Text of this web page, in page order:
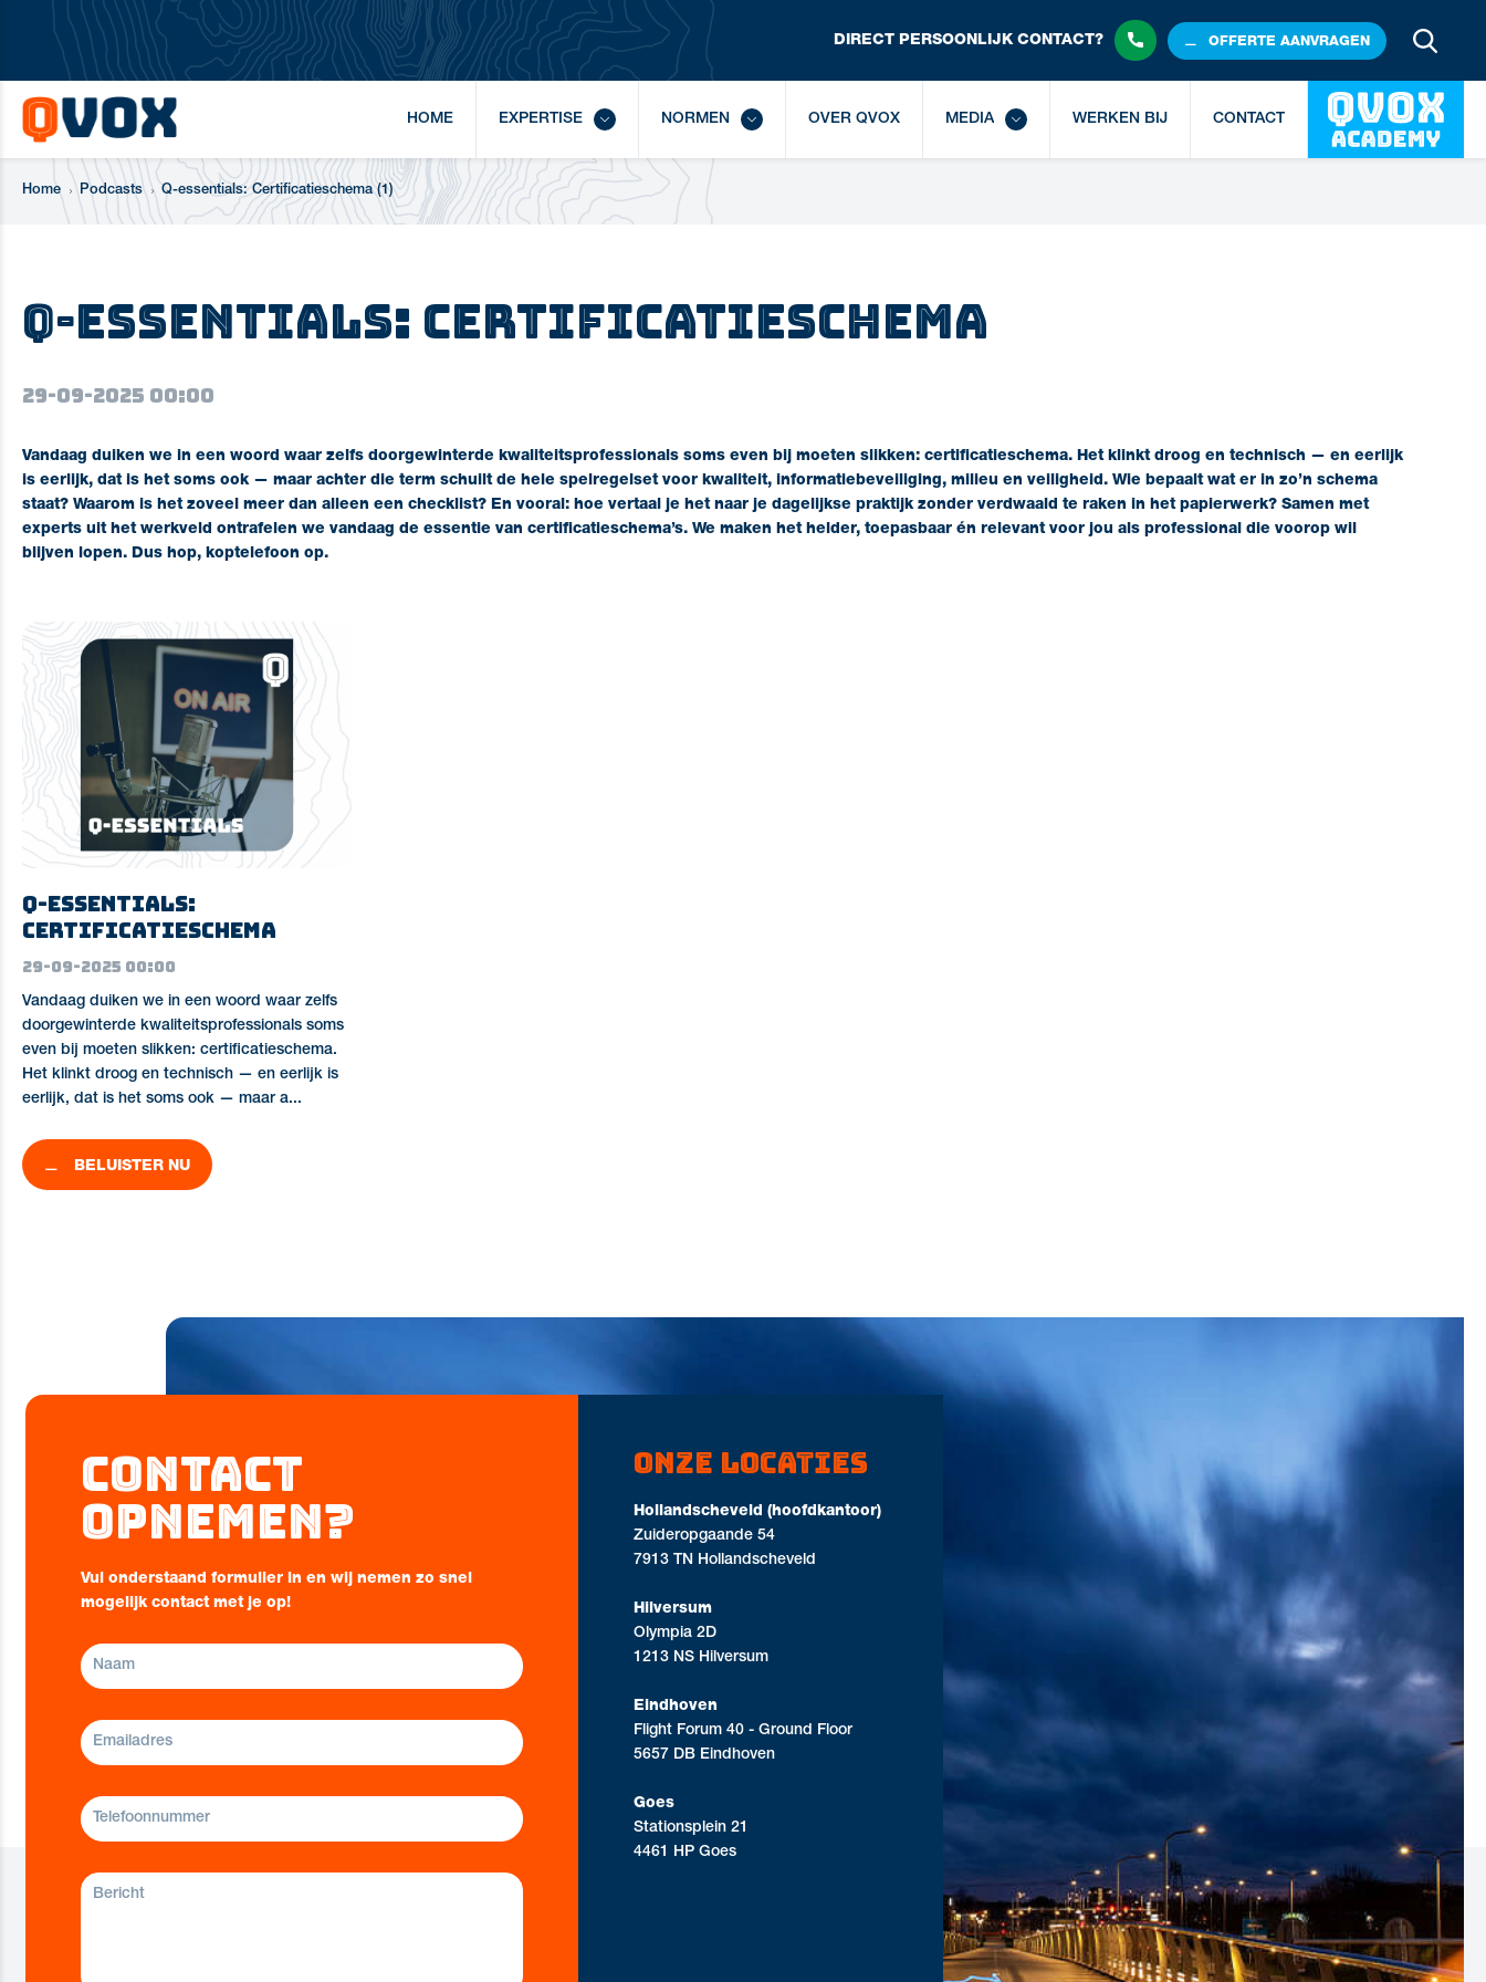
DIRECT PERSOONLIJK CONTACT? OFFERTE AANVRAGEN
HOME EXPERTISE NORMEN OVER QVOX MEDIA WERKEN BIJ CONTACT
Home Podcasts Q-essentials: Certificatieschema (1)
Q-essentials: Certificatieschema
29-09-2025 00:00
Vandaag duiken we in een woord waar zelfs doorgewinterde kwaliteitsprofessionals soms even bij moeten slikken: certificatieschema. Het klinkt droog en technisch — en eerlijk
is eerlijk, dat is het soms ook — maar achter die term schuilt de hele spelregelsetvoor kwaliteit, informatiebeveiliging, milieu en veiligheid. Wie bepaalt wat er in zo’n schema
staat? Waarom is het zoveel meer dan alleen een checklist? En vooral: hoe vertaal je het naar je dagelijkse praktijk zonder verdwaald te raken in het papierwerk? Samen met
experts uit het werkveld ontrafelen we vandaag de essentie van certificatieschema’s. We maken het helder, toepasbaar én relevant voor jou als professional die voorop wil
blijven lopen. Dus hop, koptelefoon op.
Q-essentials:
Certificatieschema
29-09-2025 00:00
Vandaag duiken we in een woord waar zelfs
doorgewinterde kwaliteitsprofessionals soms
even bij moeten slikken: certificatieschema.
Het klinkt droog en technisch — en eerlijk is
eerlijk, dat is het soms ook — maar a...
BELUISTER NU
Contact
opnemen?
Vul onderstaand formulier in en wij nemen zo snel
mogelijk contact met je op!
Onze locaties
Hollandscheveld (hoofdkantoor)
Zuideropgaande 54
7913 TN Hollandscheveld
Hilversum
Olympia 2D
1213 NS Hilversum
Eindhoven
Flight Forum 40 - Ground Floor
5657 DB Eindhoven
Goes
Stationsplein 21
4461 HP Goes